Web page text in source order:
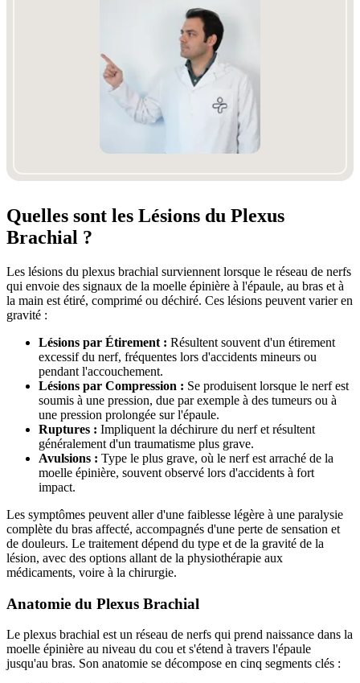
Quelles sont les Lésions du Plexus
Brachial ?
Les lésions du plexus brachial surviennent lorsque le réseau de nerfs
qui envoie des signaux de la moelle épinière à l'épaule, au bras et à
la main est étiré, comprimé ou déchiré. Ces lésions peuvent varier en
gravité :
Lésions par Étirement : Résultent souvent d'un étirement
excessif du nerf, fréquentes lors d'accidents mineurs ou
pendant l'accouchement.
Lésions par Compression : Se produisent lorsque le nerf est
soumis à une pression, due par exemple à des tumeurs ou à
une pression prolongée sur l'épaule.
Ruptures : Impliquent la déchirure du nerf et résultent
généralement d'un traumatisme plus grave.
Avulsions : Type le plus grave, où le nerf est arraché de la
moelle épinière, souvent observé lors d'accidents à fort
impact.
Les symptômes peuvent aller d'une faiblesse légère à une paralysie
complète du bras affecté, accompagnés d'une perte de sensation et
de douleurs. Le traitement dépend du type et de la gravité de la
lésion, avec des options allant de la physiothérapie aux
médicaments, voire à la chirurgie.
Anatomie du Plexus Brachial
Le plexus brachial est un réseau de nerfs qui prend naissance dans la
moelle épinière au niveau du cou et s'étend à travers l'épaule
jusqu'au bras. Son anatomie se décompose en cinq segments clés :